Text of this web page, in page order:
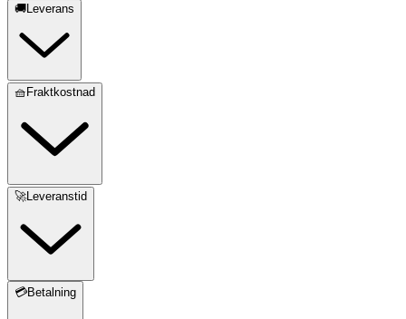
🚚Leverans
🧺Fraktkostnad
🚀Leveranstid
💳Betalning